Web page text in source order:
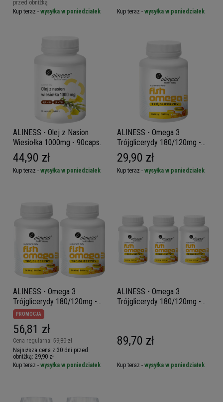
przed obniżką
Kup teraz - wysyłka w poniedziałek Kup teraz - wysyłka w poniedziałek
ALINESS - Olej z Nasion
Wiesiołka 1000mg - 90caps.
44,90 zł
Kup teraz - wysyłka w poniedziałek
ALINESS - Omega 3
Trójglicerydy 180/120mg -
60caps.
29,90 zł
Kup teraz - wysyłka w poniedziałek
ALINESS - Omega 3
Trójglicerydy 180/120mg -
60caps. x2
PROMOCJA
Cena regularna: 59,80 zł
56,81 zł
Najniższa cena z 30 dni przed
obniżką: 29,90 zł
Kup teraz - wysyłka w poniedziałek
ALINESS - Omega 3
Trójglicerydy 180/120mg -
89,70 zł
Kup teraz - wysyłka w poniedziałek